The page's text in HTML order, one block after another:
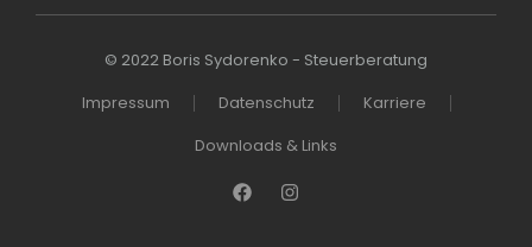
© 2022 Boris Sydorenko - Steuerberatung
Impressum
Datenschutz
Karriere
Downloads & Links